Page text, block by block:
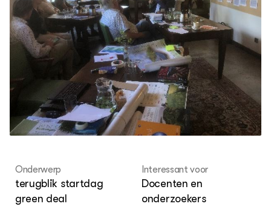
Agenda
Dossiers
ZIE OOK
Leermateriaal op niveau
Projecten
In de regio
OVER
ONZE PARTNER
Kennisportaal Boerenlandvogels
Onderwerp
terugblik startdag
green deal
Interessant voor
Docenten en
onderzoekers